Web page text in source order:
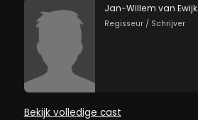
Jan-Willem van Ewijk
Regisseur / Schrijver
Bekijk volledige cast